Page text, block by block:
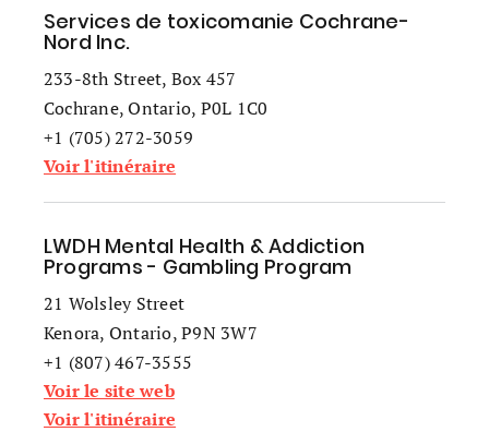
Services de toxicomanie Cochrane-
Nord Inc.
233-8th Street, Box 457
Cochrane, Ontario, P0L 1C0
+1 (705) 272-3059
Voir l'itinéraire
LWDH Mental Health & Addiction
Programs - Gambling Program
21 Wolsley Street
Kenora, Ontario, P9N 3W7
+1 (807) 467-3555
Voir le site web
Voir l'itinéraire